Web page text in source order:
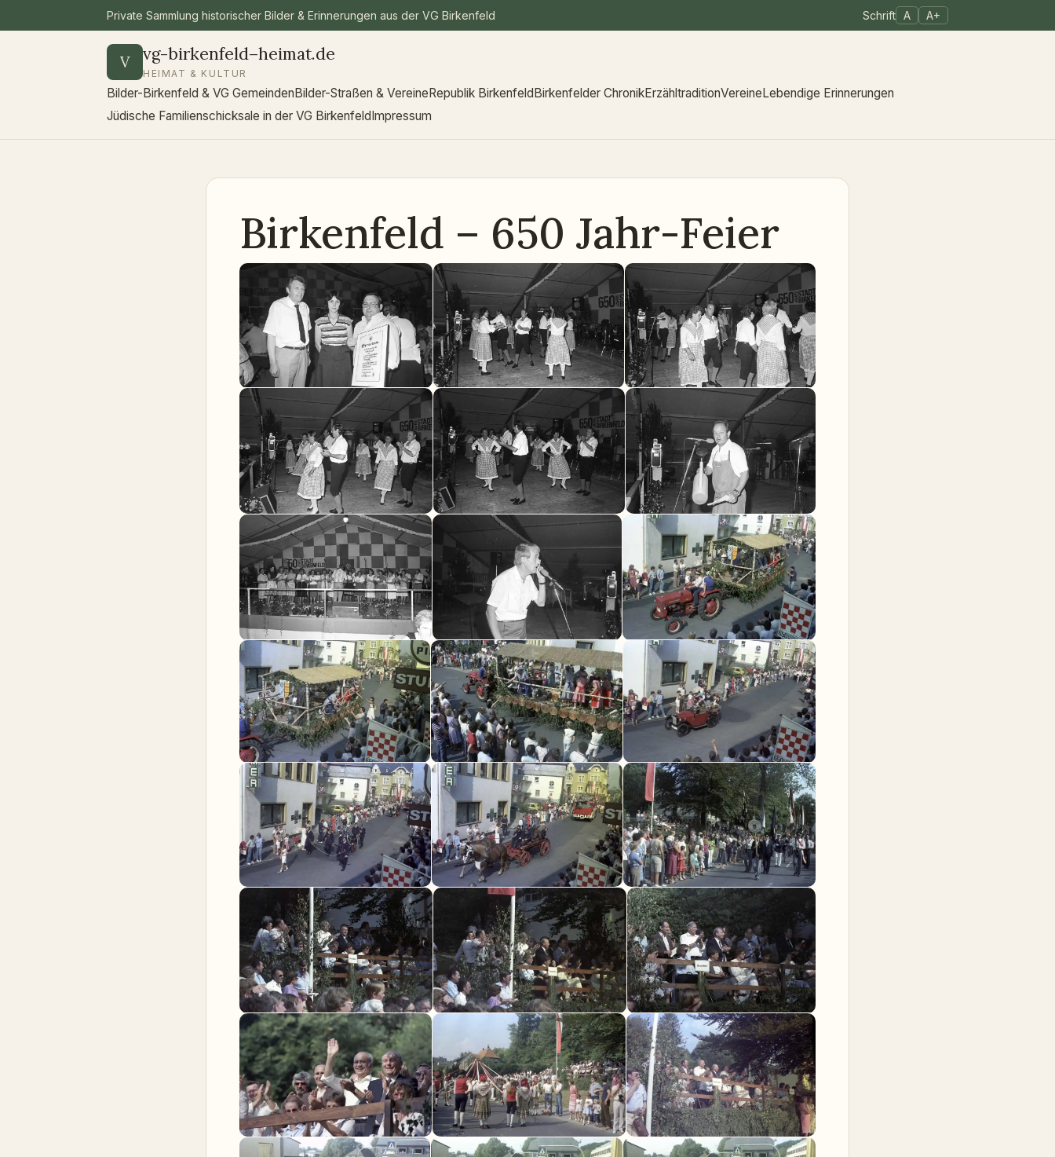
Private Sammlung historischer Bilder & Erinnerungen aus der VG Birkenfeld Schrift A A+
V vg-birkenfeld–heimat.de
HEIMAT & KULTUR
Bilder-Birkenfeld & VG GemeindenBilder-Straßen & VereineRepublik BirkenfeldBirkenfelder ChronikErzähltraditionVereineLebendige Erinnerungen
Jüdische Familienschicksale in der VG BirkenfeldImpressum
Birkenfeld – 650 Jahr-Feier